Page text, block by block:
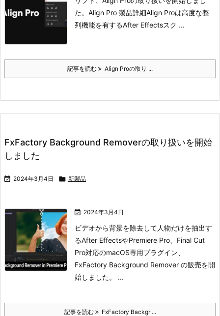
た。 Align Pro 製品詳細Align Proは高度な整
列機能を有するAfter Effectsスク ...
記事を読む Align Proの取り ...
FxFactory Background Removerの取り扱いを開始
しました
 2024年3月4日  新製品
 2024年3月4日
ビデオから背景を除去して人物だけを抽出す
るAfter EffectsやPremiere Pro、Final Cut
Pro対応のmacOS専用プラグイン、
FxFactory Background Remover の販売を開
始しました。 ...
記事を読む FxFactory Backgr ...